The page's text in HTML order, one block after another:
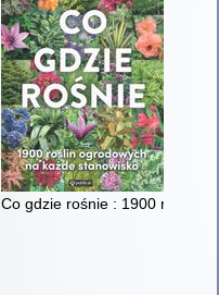
Co gdzie rośnie : 1900 roślin